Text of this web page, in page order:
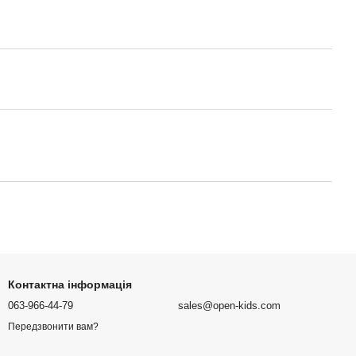
Контактна інформація
063-966-44-79
Передзвонити вам?
sales@open-kids.com